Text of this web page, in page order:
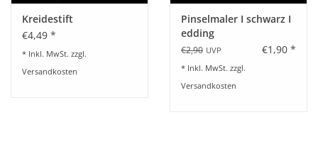
Kreidestift
€4,49 *
* Inkl. MwSt. zzgl.
Versandkosten
Pinselmaler I schwarz I
edding
€2,90 UVP €1,90 *
* Inkl. MwSt. zzgl.
Versandkosten